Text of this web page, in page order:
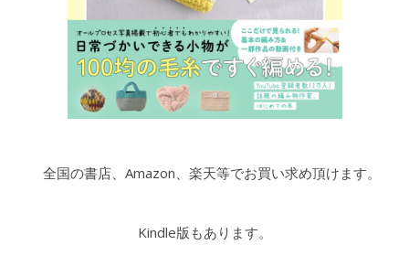
全国の書店、Amazon、楽天等でお買い求め頂けます。
Kindle版もあります。